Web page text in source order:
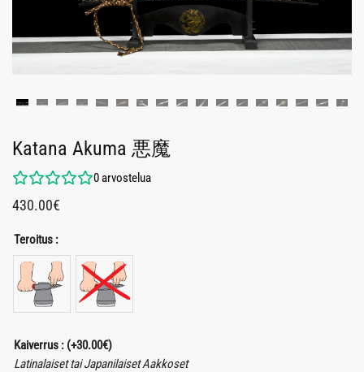
Katana Akuma 悪魔
0arvostelua
430.00€
Teroitus :
Kaiverrus : (+30.00€)
Latinalaiset tai Japanilaiset Aakkoset